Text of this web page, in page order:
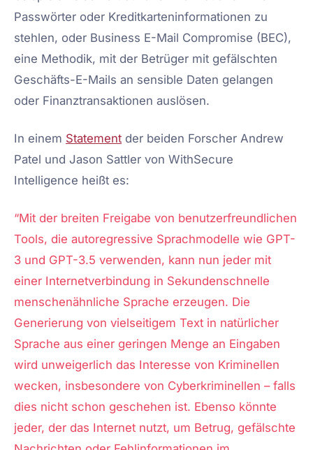
Passwörter oder Kreditkarteninformationen zu
stehlen, oder Business E-Mail Compromise (BEC),
eine Methodik, mit der Betrüger mit gefälschten
Geschäfts-E-Mails an sensible Daten gelangen
oder Finanztransaktionen auslösen.
In einem Statement der beiden Forscher Andrew
Patel und Jason Sattler von WithSecure
Intelligence heißt es:
“Mit der breiten Freigabe von benutzerfreundlichen
Tools, die autoregressive Sprachmodelle wie GPT-
3 und GPT-3.5 verwenden, kann nun jeder mit
einer Internetverbindung in Sekundenschnelle
menschenähnliche Sprache erzeugen. Die
Generierung von vielseitigem Text in natürlicher
Sprache aus einer geringen Menge an Eingaben
wird unweigerlich das Interesse von Kriminellen
wecken, insbesondere von Cyberkriminellen – falls
dies nicht schon geschehen ist. Ebenso könnte
jeder, der das Internet nutzt, um Betrug, gefälschte